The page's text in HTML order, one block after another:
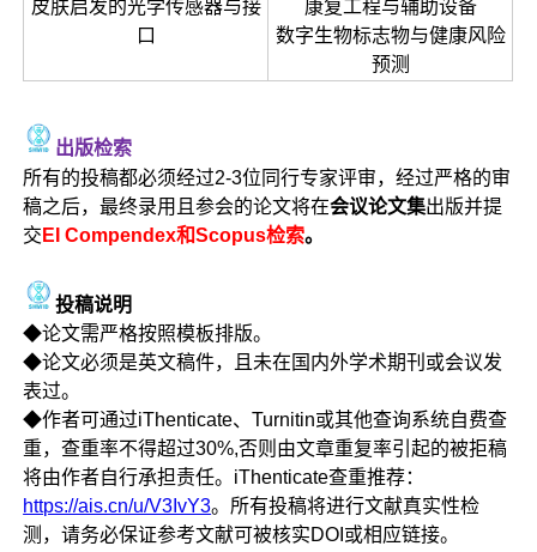
皮肤启发的光学传感器与接
口
康复工程与辅助设备
数字生物标志物与健康风险
预测
出版检索
所有的投稿都必须经过2-3位同行专家评审，经过严格的审
稿之后，最终录用且参会的论文将在会议论文集出版并提
交 EI Compendex和Scopus检索。
投稿说明
◆论文需严格按照模板排版。
◆论文必须是英文稿件，且未在国内外学术期刊或会议发
表过。
◆作者可通过iThenticate、Turnitin或其他查询系统自费查
重，查重率不得超过30%,否则由文章重复率引起的被拒稿
将由作者自行承担责任。iThenticate查重推荐：
https://ais.cn/u/V3IvY3。所有投稿将进行文献真实性检
测，请务必保证参考文献可被核实DOI或相应链接。